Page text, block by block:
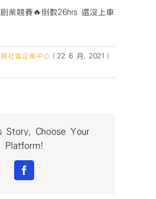
業競賽🔥倒數26hrs 還沒上車
社會企業中心 22 6 月, 2021
桃
Story, Choose Your
Platform!
Facebook